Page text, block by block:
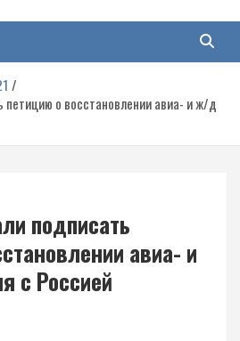
петицию о восстановлении авиа- и ж/д
подписать
авиа- и
с Россией